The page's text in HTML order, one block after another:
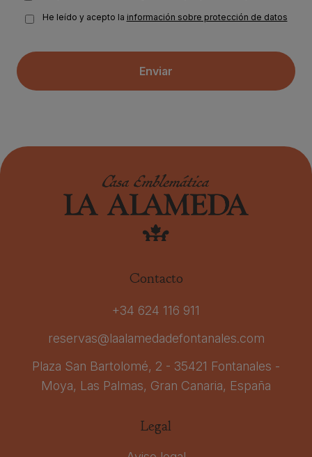
He leído y acepto la información sobre protección de datos
Enviar
Contacto
+34 624 116 911
reservas@laalamedadefontanales.com
Plaza San Bartolomé, 2 - 35421 Fontanales -
Moya, Las Palmas, Gran Canaria, España
Legal